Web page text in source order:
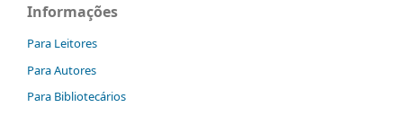
Informações
Para Leitores
Para Autores
Para Bibliotecários